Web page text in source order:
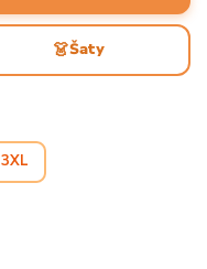
👗Šaty
3XL